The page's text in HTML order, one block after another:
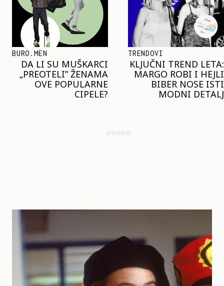
TRENDOVI
KLJUČNI TREND LETA:
MARGO ROBI I HEJLI
BIBER NOSE ISTI
MODNI DETALJ
SHOPPING
JOŠ JE RANO ZA JAKNE
– ALI U RESERVED JE
STIGAO MODEL KOJI
ĆE BITI VELIKI TREND